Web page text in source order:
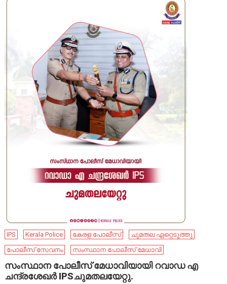
IPS Kerala Police കേരള പോലീസ്
ചുമതല ഏറ്റെടുത്തു
പോലീസ് സേവനം
സംസ്ഥാന പോലീസ് മേധാവി
സംസ്ഥാന പോലീസ് മേധാവിയായി റവാഡ എ
ചന്ദ്രശേഖർ IPSചുമതലയേറ്റു.